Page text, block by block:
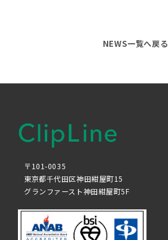
NEWS一覧へ戻る
〒101-0035
東京都千代田区神田紺屋町15
グランファースト神田紺屋町5F